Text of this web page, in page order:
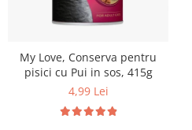
My Love, Conserva pentru
pisici cu Pui in sos, 415g
4,99 Lei